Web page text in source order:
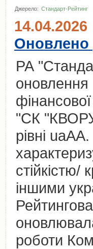
Джерело: Стандарт-Рейтинг
14.04.2026
РА
оновлення
"СК
рівні
стійкістю/
іншими
роботи